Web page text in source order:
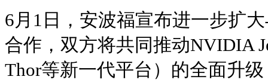
6月1日，安波福宣布进一步扩
合作，双方将共同推动NVIDIA
Thor等新一代平台）的全面升